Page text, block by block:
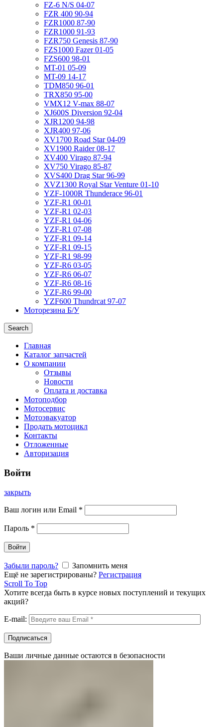
FZ-6 N/S 04-07
FZR 400 90-94
FZR1000 87-90
FZR1000 91-93
FZR750 Genesis 87-90
FZS1000 Fazer 01-05
FZS600 98-01
MT-01 05-09
MT-09 14-17
TDM850 96-01
TRX850 95-00
VMX12 V-max 88-07
XJ600S Diversion 92-04
XJR1200 94-98
XJR400 97-06
XV1700 Road Star 04-09
XV1900 Raider 08-17
XV400 Virago 87-94
XV750 Virago 85-87
XVS400 Drag Star 96-99
XVZ1300 Royal Star Venture 01-10
YZF-1000R Thunderace 96-01
YZF-R1 00-01
YZF-R1 02-03
YZF-R1 04-06
YZF-R1 07-08
YZF-R1 09-14
YZF-R1 09-15
YZF-R1 98-99
YZF-R6 03-05
YZF-R6 06-07
YZF-R6 08-16
YZF-R6 99-00
YZF600 Thundrcat 97-07
Моторезина Б/У
Search
Главная
Каталог запчастей
О компании
Отзывы
Новости
Оплата и доставка
Мотоподбор
Мотосервис
Мотоэвакуатор
Продать мотоцикл
Контакты
Отложенные
Авторизация
Войти
закрыть
Ваш логин или Email *
Пароль *
Войти
Забыли пароль?
Запомнить меня
Ещё не зарегистрированы? Регистрация
Scroll To Top
Хотите всегда быть в курсе новых поступлений и текущих
акций?
E-mail:
Ваши личные данные остаются в безопасности